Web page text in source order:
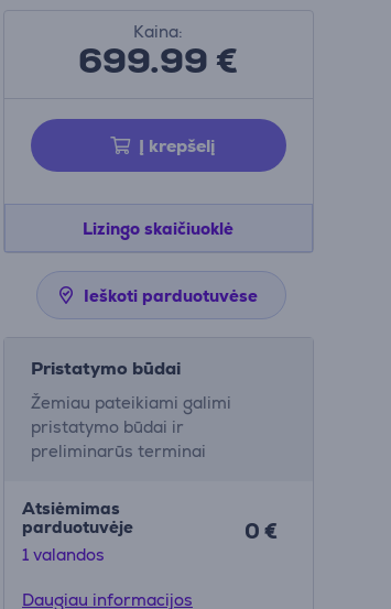
Kaina:
699.99€
Į krepšelį
Lizingo skaičiuoklė
Ieškoti parduotuvėse
Pristatymo būdai
Žemiau pateikiami galimi
pristatymo būdai ir
preliminarūs terminai
Atsiėmimas
parduotuvėje
1 valandos
0 €
Daugiau informacijos